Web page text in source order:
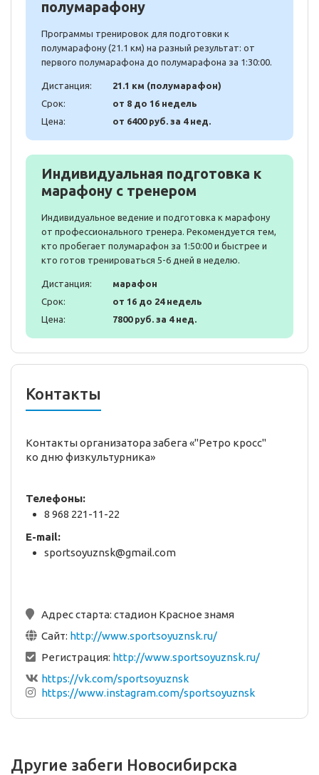
полумарафону
Программы тренировок для подготовки к
полумарафону (21.1 км) на разный результат: от
первого полумарафона до полумарафона за 1:30:00.
Дистанция:
21.1 км (полумарафон)
Срок:
от 8 до 16 недель
Цена:
от 6400 руб. за 4 нед.
Индивидуальная подготовка к
марафону с тренером
Индивидуальное ведение и подготовка к марафону
от профессионального тренера. Рекомендуется тем,
кто пробегает полумарафон за 1:50:00 и быстрее и
кто готов тренироваться 5-6 дней в неделю.
Дистанция:
марафон
Срок:
от 16 до 24 недель
Цена:
7800 руб. за 4 нед.
Контакты
Контакты организатора забега «"Ретро кросс"
ко дню физкультурника»
Телефоны:
8 968 221-11-22
E-mail:
sportsoyuznsk@gmail.com
Адрес старта: стадион Красное знамя
Сайт: http://www.sportsoyuznsk.ru/
Регистрация: http://www.sportsoyuznsk.ru/
https://vk.com/sportsoyuznsk
https://www.instagram.com/sportsoyuznsk
Другие забеги Новосибирска